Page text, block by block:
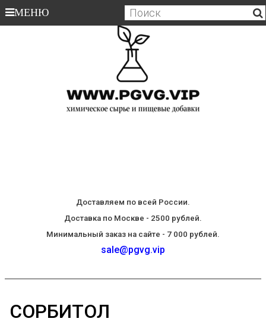
МЕНЮ
Доставляем по всей России.
Доставка по Москве - 2500 рублей.
Минимальный заказ на сайте - 7 000 рублей.
sale@pgvg.vip
СОРБИТОЛ